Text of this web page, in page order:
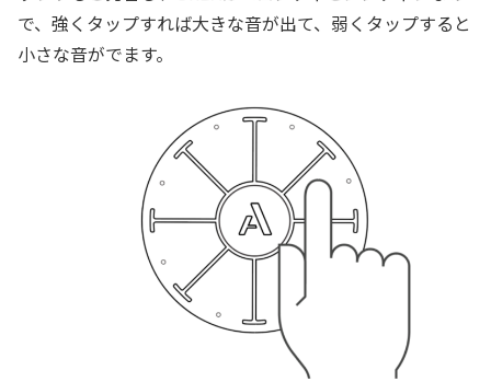
で、強くタップすれば大きな音が出て、弱くタップすると
小さな音がでます。